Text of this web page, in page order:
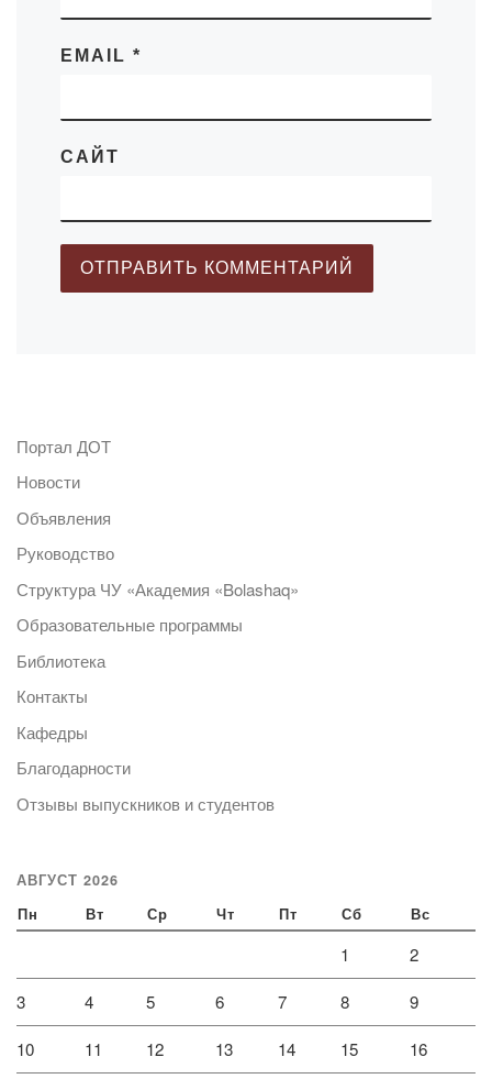
EMAIL *
САЙТ
Портал ДОТ
Новости
Объявления
Руководство
Структура ЧУ «Академия «Bolashaq»
Образовательные программы
Библиотека
Контакты
Кафедры
Благодарности
Отзывы выпускников и студентов
АВГУСТ 2026
Пн Вт Ср Чт Пт Сб Вс
1 2
3 4 5 6 7 8 9
10 11 12 13 14 15 16